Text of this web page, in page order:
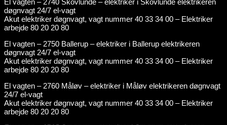
El vagten – 2740 Skovlunde – elektriker i Skovlunde elektrikeren
døgnvagt 24/7 el-vagt
Akut elektriker døgnvagt, vagt nummer 40 33 34 00 – Elektriker
arbejde 80 20 20 80
El vagten – 2750 Ballerup – elektriker i Ballerup elektrikeren
døgnvagt 24/7 el-vagt
Akut elektriker døgnvagt, vagt nummer 40 33 34 00 – Elektriker
arbejde 80 20 20 80
El vagten – 2760 Måløv – elektriker i Måløv elektrikeren døgnvagt
24/7 el-vagt
Akut elektriker døgnvagt, vagt nummer 40 33 34 00 – Elektriker
arbejde 80 20 20 80